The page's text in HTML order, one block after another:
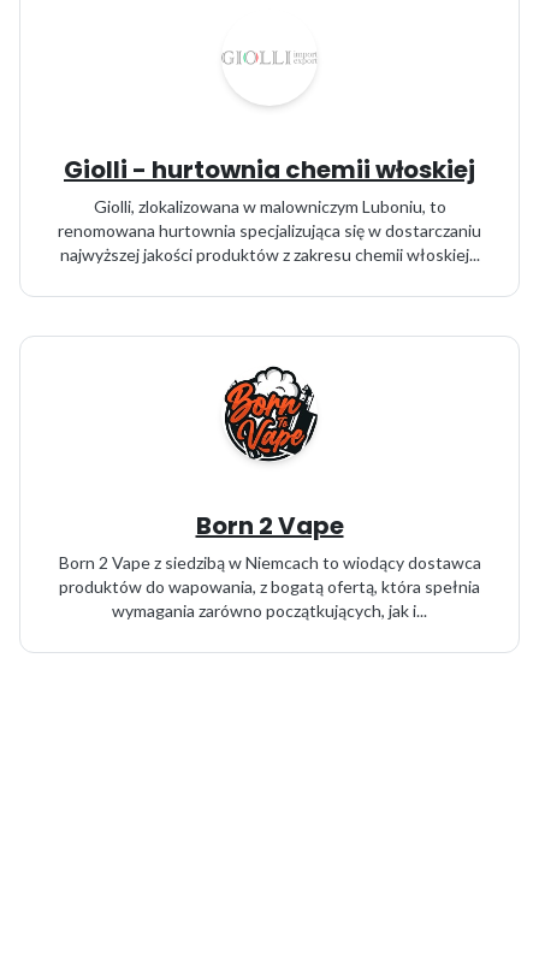
Giolli - hurtownia chemii włoskiej
Giolli, zlokalizowana w malowniczym Luboniu, to
renomowana hurtownia specjalizująca się w dostarczaniu
najwyższej jakości produktów z zakresu chemii włoskiej...
Born 2 Vape
Born 2 Vape z siedzibą w Niemcach to wiodący dostawca
produktów do wapowania, z bogatą ofertą, która spełnia
wymagania zarówno początkujących, jak i...